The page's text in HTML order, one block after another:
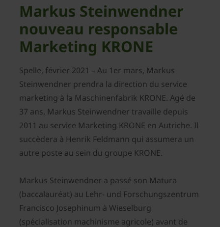
Markus Steinwendner
nouveau responsable
Marketing KRONE
Spelle, février 2021 – Au 1er mars, Markus
Steinwendner prendra la direction du service
marketing à la Maschinenfabrik KRONE. Agé de
37 ans, Markus Steinwendner travaille depuis
2011 au service Marketing KRONE en Autriche. Il
succèdera à Henrik Feldmann qui assumera un
autre poste au sein du groupe KRONE.
Markus Steinwendner a passé son Matura
(baccalauréat) au Lehr- und Forschungszentrum
Francisco Josephinum à Wieselburg
(spécialisation machinisme agricole) avant de